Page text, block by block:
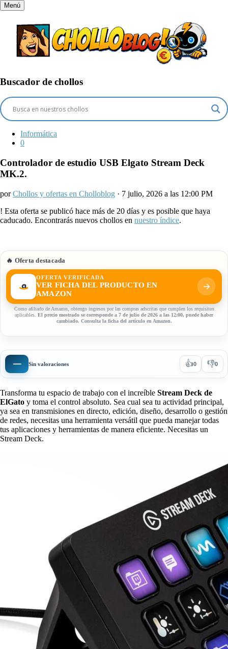
Menú
Buscador de chollos
Informática
0
Controlador de estudio USB Elgato Stream Deck
MK.2.
porChollos y ofertas en Cholloblog · 7 julio, 2026 a las 12:00 PM
! Esta oferta se publicó hace más de 20 días y es posible que haya
caducado. Encontrarás nuevos chollos en nuestro índice.
🔥 Oferta destacada
OFERTA VERIFICADA
VER FICHA DEL PRODUCTO EN
AMAZON
Como afiliado de Amazon, obtengo ingresos por las compras adscritas que cumplen los requisitos
aplicables. El precio mostrado se corresponde a 7 de julio de 2026 a las 12:00, puede haber
cambiado. Consulta la ficha del artículo en Amazon.
— Sin valoraciones 👍0 👎0
Transforma tu espacio de trabajo con el increíble Stream Deck de
ElGato y toma el control absoluto. Sea cual sea tu actividad principal,
ya sea en transmisiones en directo, edición, diseño, desarrollo o gestión
de redes, necesitas una herramienta versátil que pueda manejar todas
tus aplicaciones y herramientas de manera eficiente. Necesitas un
Stream Deck.